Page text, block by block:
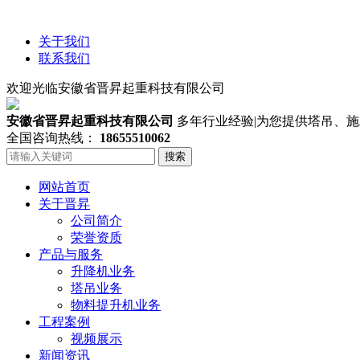
关于我们
联系我们
欢迎光临安徽省晋昇起重科技有限公司
安徽省晋昇起重科技有限公司 多年行业经验|为您提供塔吊、
全国咨询热线：
18655510062
搜索
网站首页
关于晋昇
公司简介
荣誉资质
产品与服务
升降机业务
塔吊业务
物料提升机业务
工程案例
视频展示
新闻资讯